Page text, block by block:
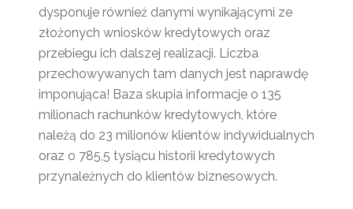
dysponuje również danymi wynikającymi ze
złożonych wniosków kredytowych oraz
przebiegu ich dalszej realizacji. Liczba
przechowywanych tam danych jest naprawdę
imponująca! Baza skupia informacje o 135
milionach rachunków kredytowych, które
należą do 23 milionów klientów indywidualnych
oraz o 785,5 tysiącu historii kredytowych
przynależnych do klientów biznesowych.